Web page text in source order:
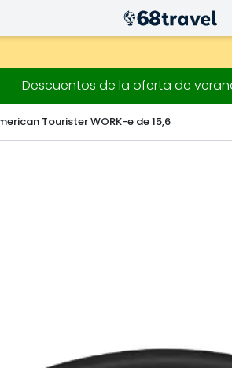
Descuentos de la oferta de
Tourister WORK-e de 15,6